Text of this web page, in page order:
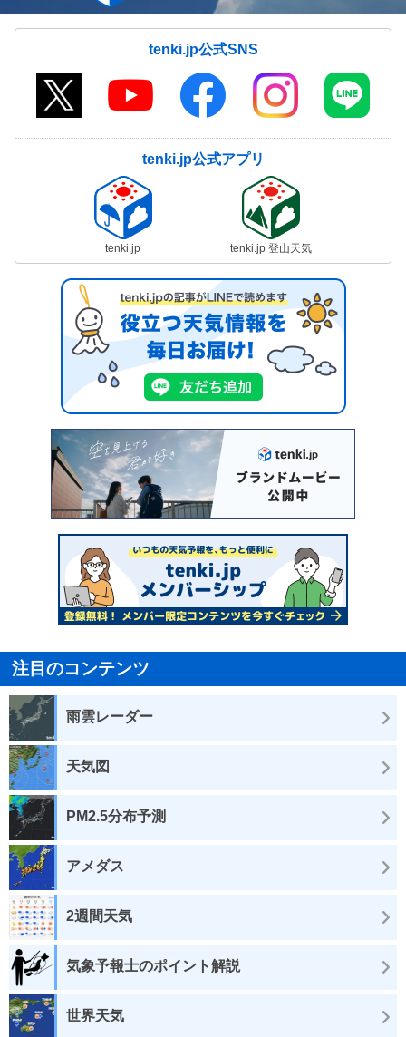
tenki.jp公式SNS
tenki.jp公式アプリ
tenki.jp tenki.jp 登山天気
注目のコンテンツ
雨雲レーダー
天気図
PM2.5分布予測
アメダス
2週間天気
気象予報士のポイント解説
世界天気